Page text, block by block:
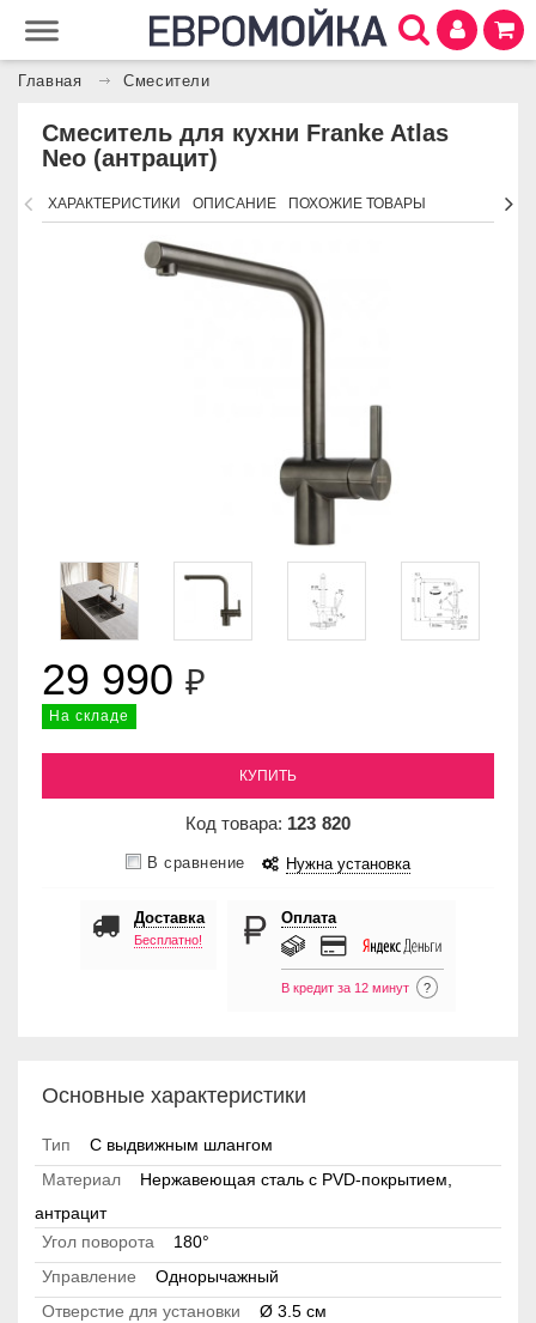
Главная Смесители
Смеситель для кухни Franke Atlas
Neo (антрацит)
ХАРАКТЕРИСТИКИ ОПИСАНИЕ ПОХОЖИЕ ТОВАРЫ
29 990 ₽
На складе
КУПИТЬ
Код товара: 123 820
В сравнение Нужна установка
Доставка
Бесплатно!
Оплата
В кредит за 12 минут ?
Основные характеристики
Тип
С выдвижным шлангом
Материал
Нержавеющая сталь с PVD-покрытием,
антрацит
Угол поворота
180°
Управление
Однорычажный
Отверстие для установки
Ø 3.5 см